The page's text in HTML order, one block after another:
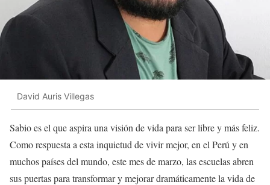
David Auris Villegas
Sabio es el que aspira una visión de vida para ser libre y más feliz.
Como respuesta a esta inquietud de vivir mejor, en el Perú y en
muchos países del mundo, este mes de marzo, las escuelas abren
sus puertas para transformar y mejorar dramáticamente la vida de